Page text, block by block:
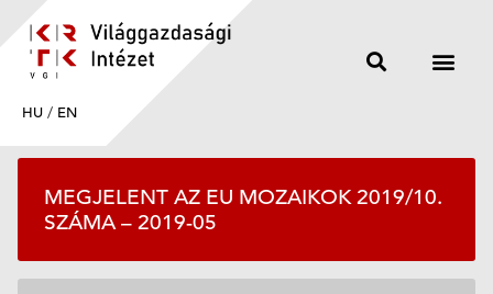
HU / EN
MEGJELENT AZ EU MOZAIKOK 2019/10.
SZÁMA – 2019-05